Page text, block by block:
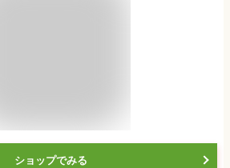
ショップでみる